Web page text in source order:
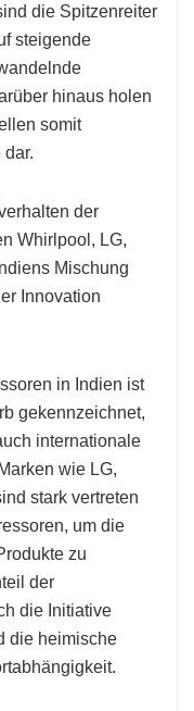
die Spitzenreiter
steigende
hinaus holen
somit
der
Whirlpool, LG,
Mischung
Innovation
in Indien ist
gekennzeichnet,
internationale
wie LG,
stark vertreten
um die
zu
der
die Initiative
die heimische